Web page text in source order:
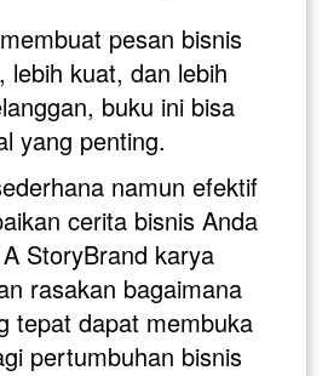
pesan bisnis
lebih kuat, dan lebih
buku ini bisa
yang penting.
namun efektif
cerita bisnis Anda
StoryBrand karya
rasakan bagaimana
tepat dapat membuka
pertumbuhan bisnis